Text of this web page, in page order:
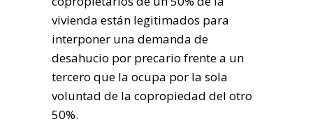
vivienda están legitimados para
interponer una demanda de
desahucio por precario frente a un
tercero que la ocupa por la sola
voluntad de la copropiedad del otro
50%.